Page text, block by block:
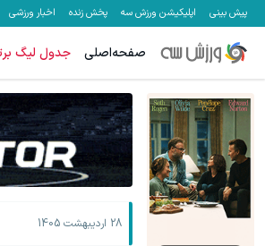
پیش بینی اپلیکیشن ورزش سه پخش زنده اخبار ورزشی
صفحه‌اصلی جدول لیگ
28 اردیبهشت 1405